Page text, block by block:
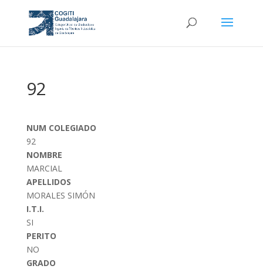
92
NUM COLEGIADO
92
NOMBRE
MARCIAL
APELLIDOS
MORALES SIMÓN
I.T.I.
SI
PERITO
NO
GRADO